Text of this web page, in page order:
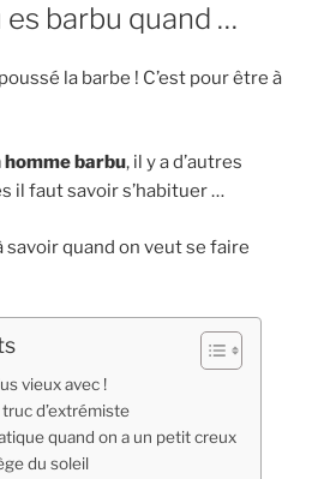
es barbu quand …
la barbe ! C’est pour être à
homme barbu, il y a d’autres
il faut savoir s’habituer …
savoir quand on veut se faire
vieux avec !
truc d’extrémiste
quand on a un petit creux
du soleil